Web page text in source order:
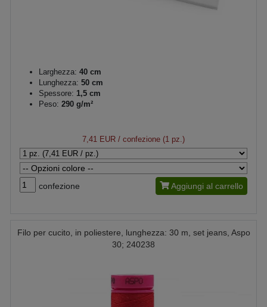
Larghezza: 40 cm
Lunghezza: 50 cm
Spessore: 1,5 cm
Peso: 290 g/m²
7,41 EUR / confezione (1 pz.)
confezione Aggiungi al carrello
Filo per cucito, in poliestere, lunghezza: 30 m, set jeans, Aspo
30; 240238